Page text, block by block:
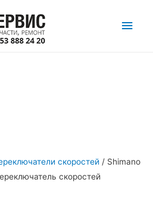
скоростей / Shimano
скоростей